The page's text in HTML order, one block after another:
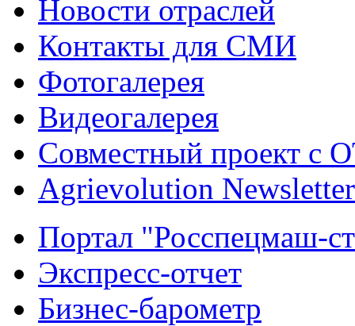
Новости отраслей
Контакты для СМИ
Фотогалерея
Видеогалерея
Совместный проект с
Agrievolution Newsletter
Портал "Росспецмаш-
Экспресс-отчет
Бизнес-барометр